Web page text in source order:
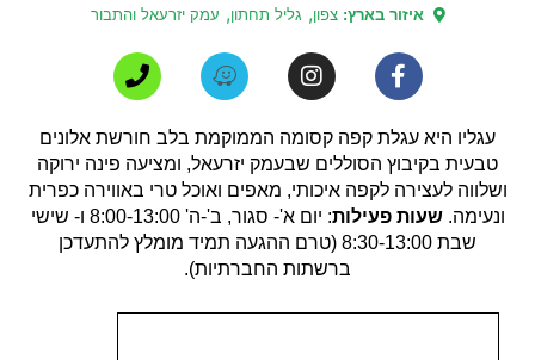
איזור בארץ:צפון, גליל תחתון, עמק יזרעאל והתבור
עגליו היא עגלת קפה קסומה הממוקמת בלב חורשת אלונים
טבעית בקיבוץ הסוללים שבעמק יזרעאל, ומציעה פינה ירוקה
ושלווה לעצירה לקפה איכותי, מאפים ואוכל טרי באווירה כפרית
ונעימה.שעות פעילות
: יום א'- סגור, ב'-ה' 8:00-13:00 ו- שישי
שבת 8:30-13:00 (טרם ההגעה תמיד מומלץ להתעדכן
ברשתות החברתיות).